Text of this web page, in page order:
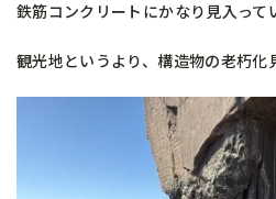
鉄筋コンクリートにかなり見入って
観光地というより、構造物の老朽化